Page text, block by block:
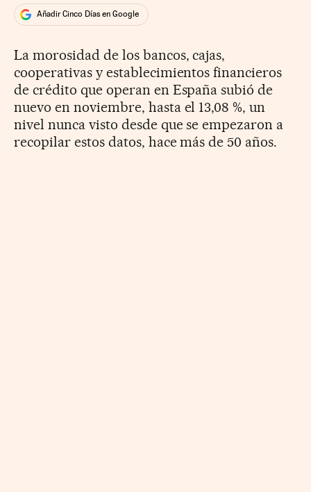
Añadir Cinco Días en Google
La morosidad de los bancos, cajas,
cooperativas y establecimientos financieros
de crédito que operan en España subió de
nuevo en noviembre, hasta el 13,08 %, un
nivel nunca visto desde que se empezaron a
recopilar estos datos, hace más de 50 años.